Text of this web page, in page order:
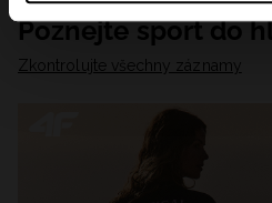
Poznejte sport do
Zkontrolujte všechny záznamy